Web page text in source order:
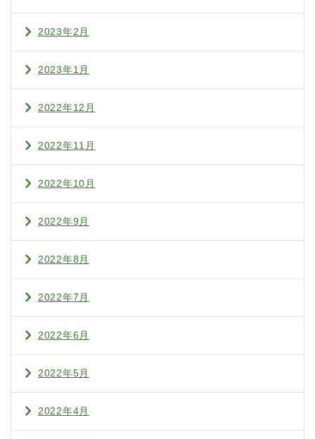
2023年2月
2023年1月
2022年12月
2022年11月
2022年10月
2022年9月
2022年8月
2022年7月
2022年6月
2022年5月
2022年4月